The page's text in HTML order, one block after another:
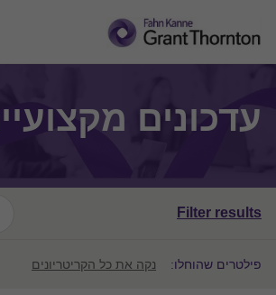
עדכונים
Filter results
פילטרים שהוחלו: נקה את כל הקריטריונים